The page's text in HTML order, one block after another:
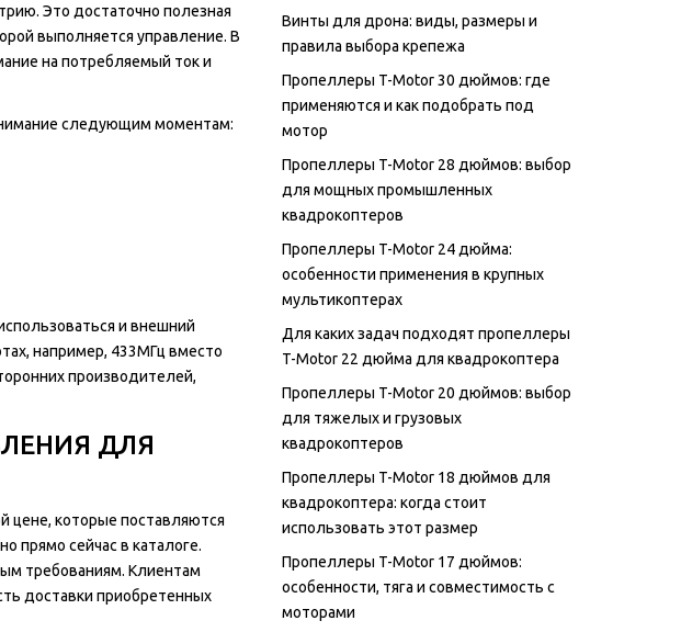
Винты для дрона: виды, размеры и
правила выбора крепежа
Пропеллеры T-Motor 30 дюймов: где
применяются и как подобрать под
мотор
Пропеллеры T-Motor 28 дюймов: выбор
для мощных промышленных
квадрокоптеров
Пропеллеры T-Motor 24 дюйма:
особенности применения в крупных
мультикоптерах
Для каких задач подходят пропеллеры
T-Motor 22 дюйма для квадрокоптера
Пропеллеры T-Motor 20 дюймов: выбор
для тяжелых и грузовых
квадрокоптеров
Пропеллеры T-Motor 18 дюймов для
квадрокоптера: когда стоит
использовать этот размер
Пропеллеры T-Motor 17 дюймов:
особенности, тяга и совместимость с
моторами
Это достаточно полезная
выполняется управление. В
на потребляемый ток и
следующим моментам:
и внешний
например, 433МГц вместо
производителей,
ДЛЯ
цене, которые поставляются
сейчас в каталоге.
требованиям. Клиентам
доставки приобретенных